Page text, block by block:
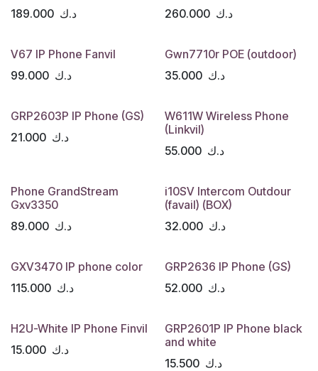
189.000 د.ك
260.000 د.ك
V67 IP Phone Fanvil
99.000 د.ك
Gwn7710r POE (outdoor)
35.000 د.ك
GRP2603P IP Phone (GS)
21.000 د.ك
W611W Wireless Phone
(Linkvil)
55.000 د.ك
Phone GrandStream
Gxv3350
89.000 د.ك
i10SV Intercom Outdour
(favail) (BOX)
32.000 د.ك
GXV3470 IP phone color
115.000 د.ك
GRP2636 IP Phone (GS)
52.000 د.ك
H2U-White IP Phone Finvil
15.000 د.ك
GRP2601P IP Phone black
and white
15.500 د.ك